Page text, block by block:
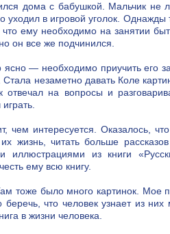
дома с бабушкой. Мальчик не
уходил в игровой уголок.
ему необходимо на занятии
он все же подчинился.
— необходимо приучить его
незаметно давать Коле
отвечал на вопросы и
чем интересуется. Оказалось,
жизнь, читать больше
из книги
ему всю книгу.
тоже было много картинок. Мое
что человек узнает из них
в жизни человека.